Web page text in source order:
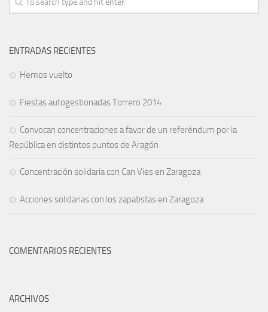
ENTRADAS RECIENTES
Hemos vuelto
Fiestas autogestionadas Torrero 2014
Convocan concentraciones a favor de un referéndum por la
República en distintos puntos de Aragón
Concentración solidaria con Can Vies en Zaragoza
Acciones solidarias con los zapatistas en Zaragoza
COMENTARIOS RECIENTES
ARCHIVOS